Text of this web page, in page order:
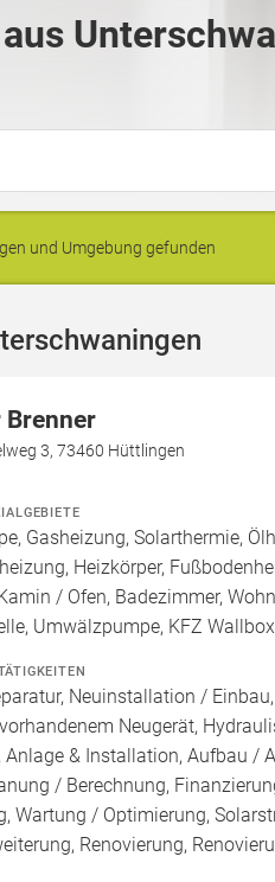
und Umgebung gefunden
Brenner
3, 73460 Hüttlingen
Gasheizung, Solarthermie,
Heizkörper,
/ Ofen, Badezimmer,
Umwälzpumpe, KFZ
Neuinstallation /
Neugerät,
& Installation, Aufbau /
/ Berechnung,
Wartung / Optimierung,
Renovierung,